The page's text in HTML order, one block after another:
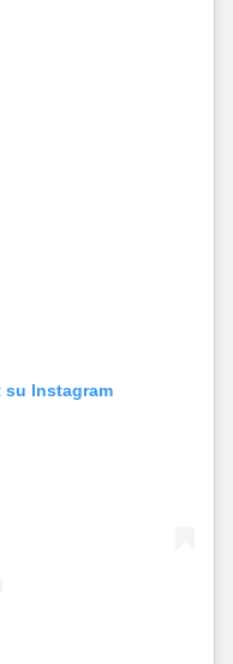
su Instagram